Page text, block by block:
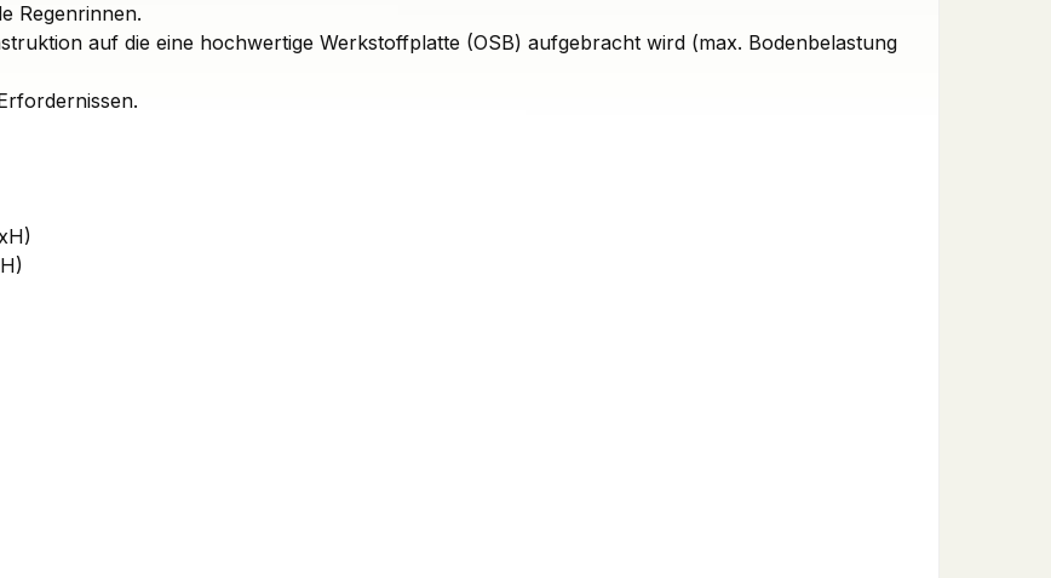
Regenrinnen.
auf die eine hochwertige Werkstoffplatte (OSB) aufgebracht wird (max. Bodenbelastung